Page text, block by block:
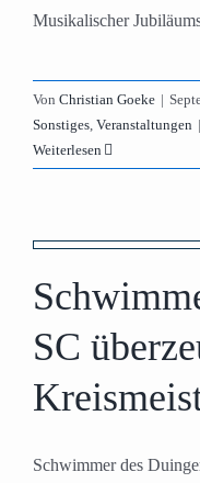
Musikalischer
Von Christian Goeke |
Sonstiges Veranstaltungen |
Weiterlesen
SC
Schwimmer des